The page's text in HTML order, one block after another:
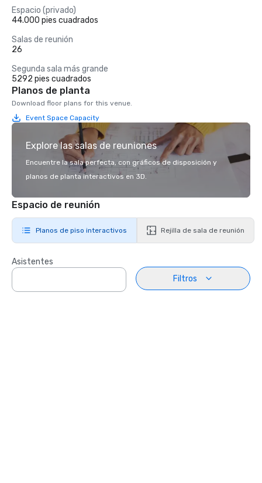
Espacio (privado)
44.000 pies cuadrados
Salas de reunión
26
Segunda sala más grande
5292 pies cuadrados
Planos de planta
Download floor plans for this venue.
Event Space Capacity
Explore las salas de reuniones
Encuentre la sala perfecta, con gráficos de disposición y
planos de planta interactivos en 3D.
Espacio de reunión
Planos de piso interactivos Rejilla de sala de reunión
Asistentes
Filtros